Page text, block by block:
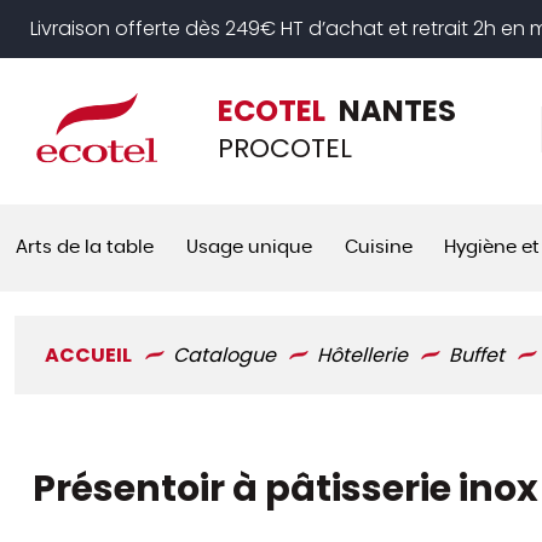
Livraison offerte dès 249€ HT d’achat et retrait 2h en
ECOTEL NANTES
PROCOTEL
Arts de la table Usage unique Cuisine Hygiène
ACCUEIL Catalogue Hôtellerie Buffet
Présentoir à pâtisserie
Panneau de gestion des cookies